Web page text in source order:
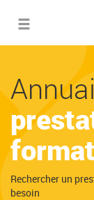
Toggle
Rechercher un
besoin